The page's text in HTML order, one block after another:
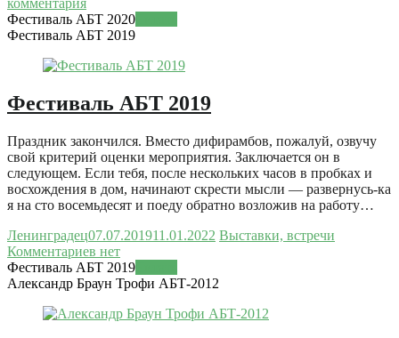
комментария
Фестиваль АБТ 2020
Фестиваль АБТ 2019
Фестиваль АБТ 2019
Праздник закончился. Вместо дифирамбов, пожалуй, озвучу
свой критерий оценки мероприятия. Заключается он в
следующем. Если тебя, после нескольких часов в пробках и
восхождения в дом, начинают скрести мысли — развернусь-ка
я на сто восемьдесят и поеду обратно возложив на работу…
Ленинградец07.07.201911.01.2022 Выставки, встречи
Комментариев нет
Фестиваль АБТ 2019
Александр Браун Трофи АБТ-2012